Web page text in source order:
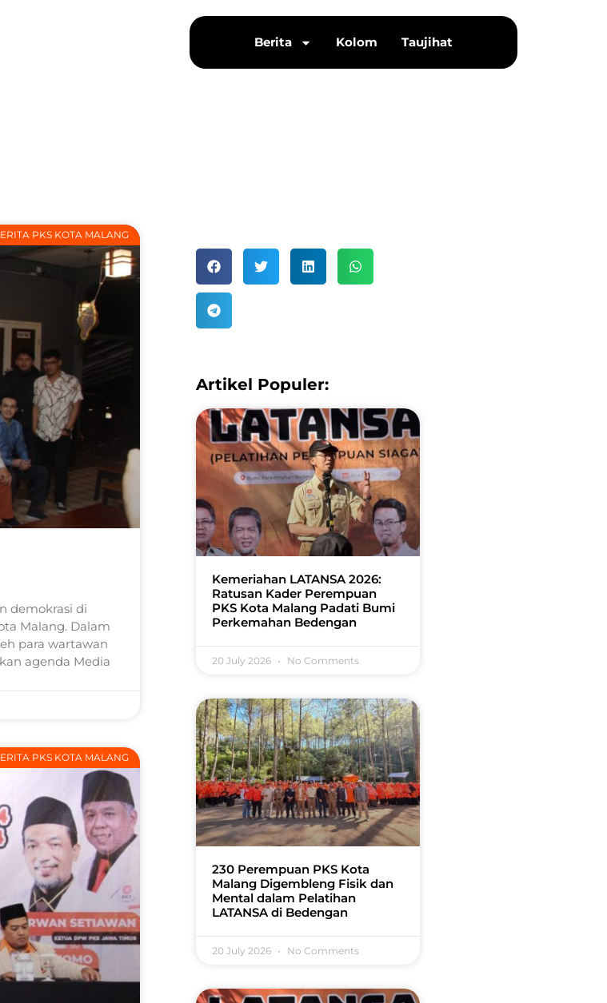
Berita Kolom Taujihat
PKS KOTA MALANG
demokrasi di
Malang. Dalam
para wartawan
agenda Media
PKS KOTA MALANG
Artikel Populer:
Kemeriahan LATANSA 2026:
Ratusan Kader Perempuan
PKS Kota Malang Padati Bumi
Perkemahan Bedengan
20 July 2026 No Comments
230 Perempuan PKS Kota
Malang Digembleng Fisik dan
Mental dalam Pelatihan
LATANSA di Bedengan
20 July 2026 No Comments